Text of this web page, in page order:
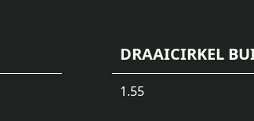
DRAAICIRKEL
1.55